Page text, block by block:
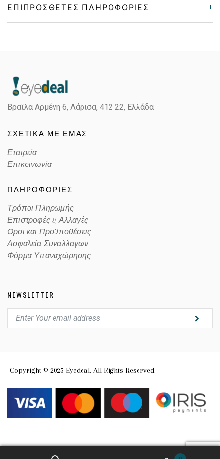
ΕΠΙΠΡΌΣΘΕΤΕΣ ΠΛΗΡΟΦΟΡΊΕΣ
Color
Lens Color BROWN
Color code
Βραϊλα Αρμένη 6, Λάρισα, 412 22, Ελλάδα
ΣΧΕΤΙΚΑ ΜΕ ΕΜΑΣ
Εταιρεία
Επικοινωνία
ΠΛΗΡΟΦΟΡΙΕΣ
Τρόποι Πληρωμής
Επιστροφές & Αλλαγές
Οροι και Προϋποθέσεις
Ασφαλεία Συναλλαγών
Φόρμα Υπαναχώρησης
NEWSLETTER
Copyright © 2025 Eyedeal. All Rights Reserved.